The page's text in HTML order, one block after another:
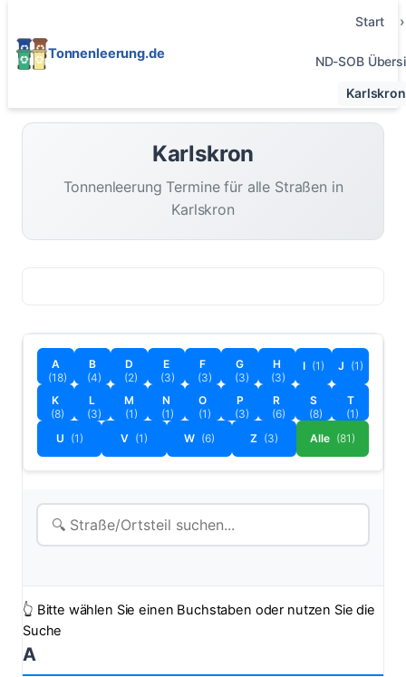
Tonnenleerung.de
Start
ND-SOB
Karlskron
Karlskron
Tonnenleerung Termine für alle Straßen in
Karlskron
A
(18)
B
(4)
D
(2)
E
(3)
F
(3)
G
(3)
H
(3)
I (1) J (1)
K
(8)
L
(3)
M
(1)
N
(1)
O
(1)
P
(3)
R
(6)
S
(8)
T
(1)
U (1) V (1) W (6) Z (3) Alle (81)
👆 Bitte wählen Sie einen Buchstaben oder nutzen Sie die
Suche
A